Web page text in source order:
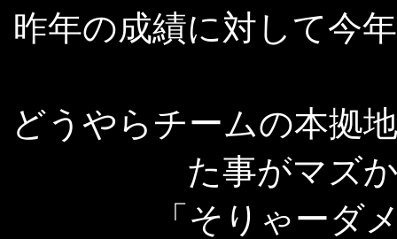
昨年の成績に対して今
どうやらチームの本拠
た事がマズ
「そりゃーダ